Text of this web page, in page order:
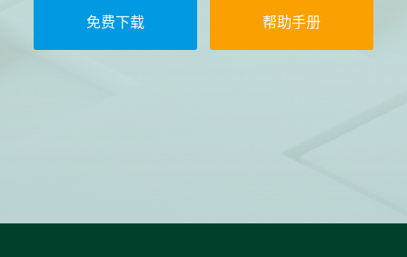
免费下载 帮助手册